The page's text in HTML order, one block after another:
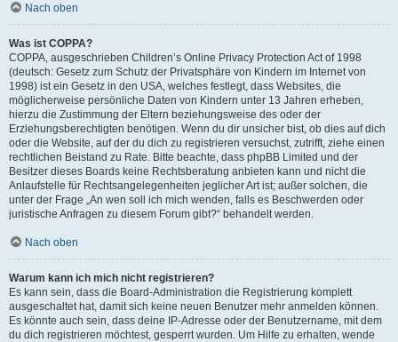
Nach oben
Was ist COPPA?
COPPA, ausgeschrieben Children’s Online Privacy Protection Act of 1998
(deutsch: Gesetz zum Schutz der Privatsphäre von Kindern im Internet von
1998) ist ein Gesetz in den USA, welches festlegt, dass Websites, die
möglicherweise persönliche Daten von Kindern unter 13 Jahren erheben,
hierzu die Zustimmung der Eltern beziehungsweise des oder der
Erziehungsberechtigten benötigen. Wenn du dir unsicher bist, ob dies auf dich
oder die Website, auf der du dich zu registrieren versuchst, zutrifft, ziehe einen
rechtlichen Beistand zu Rate. Bitte beachte, dass phpBB Limited und der
Besitzer dieses Boards keine Rechtsberatung anbieten kann und nicht die
Anlaufstelle für Rechtsangelegenheiten jeglicher Art ist; außer solchen, die
unter der Frage „An wen soll ich mich wenden, falls es Beschwerden oder
juristische Anfragen zu diesem Forum gibt?“ behandelt werden.
Nach oben
Warum kann ich mich nicht registrieren?
Es kann sein, dass die Board-Administration die Registrierung komplett
ausgeschaltet hat, damit sich keine neuen Benutzer mehr anmelden können.
Es könnte auch sein, dass deine IP-Adresse oder der Benutzername, mit dem
du dich registrieren möchtest, gesperrt wurden. Um Hilfe zu erhalten, wende